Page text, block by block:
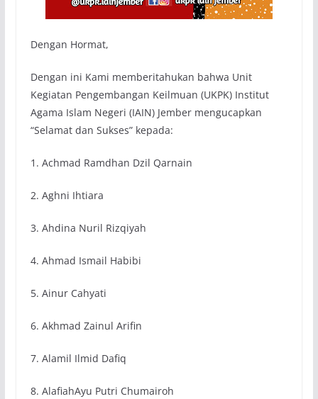
Dengan Hormat,
Dengan ini Kami memberitahukan bahwa Unit
Kegiatan Pengembangan Keilmuan (UKPK) Institut
Agama Islam Negeri (IAIN) Jember mengucapkan
“Selamat dan Sukses” kepada:
1. Achmad Ramdhan Dzil Qarnain
2. Aghni Ihtiara
3. Ahdina Nuril Rizqiyah
4. Ahmad Ismail Habibi
5. Ainur Cahyati
6. Akhmad Zainul Arifin
7. Alamil Ilmid Dafiq
8. AlafiahAyu Putri Chumairoh